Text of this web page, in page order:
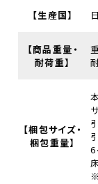
【生産国】
【商品重量・
耐荷重】
【梱包サイズ・
梱包重量】